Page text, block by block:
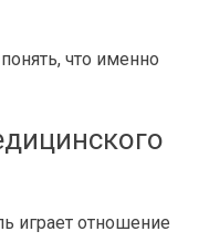
что именно
играет отношение